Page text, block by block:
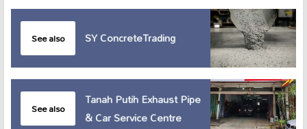
See also SY ConcreteTrading
See also
Tanah Putih Exhaust Pipe
& Car Service Centre